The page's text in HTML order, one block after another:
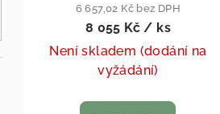
Epsilon/Nomia
6 657,02 Kč bez DPH
8 055 Kč/ ks
Není skladem (dodání na
vyžádání)